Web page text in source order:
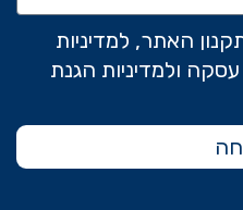
האתר, למדיניות
ולמדיניות הגנת